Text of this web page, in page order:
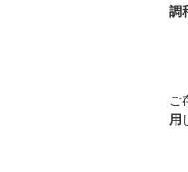
調
ご
用